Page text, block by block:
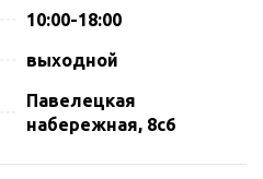
10:00-18:00
выходной
Павелецкая
набережная, 8с6